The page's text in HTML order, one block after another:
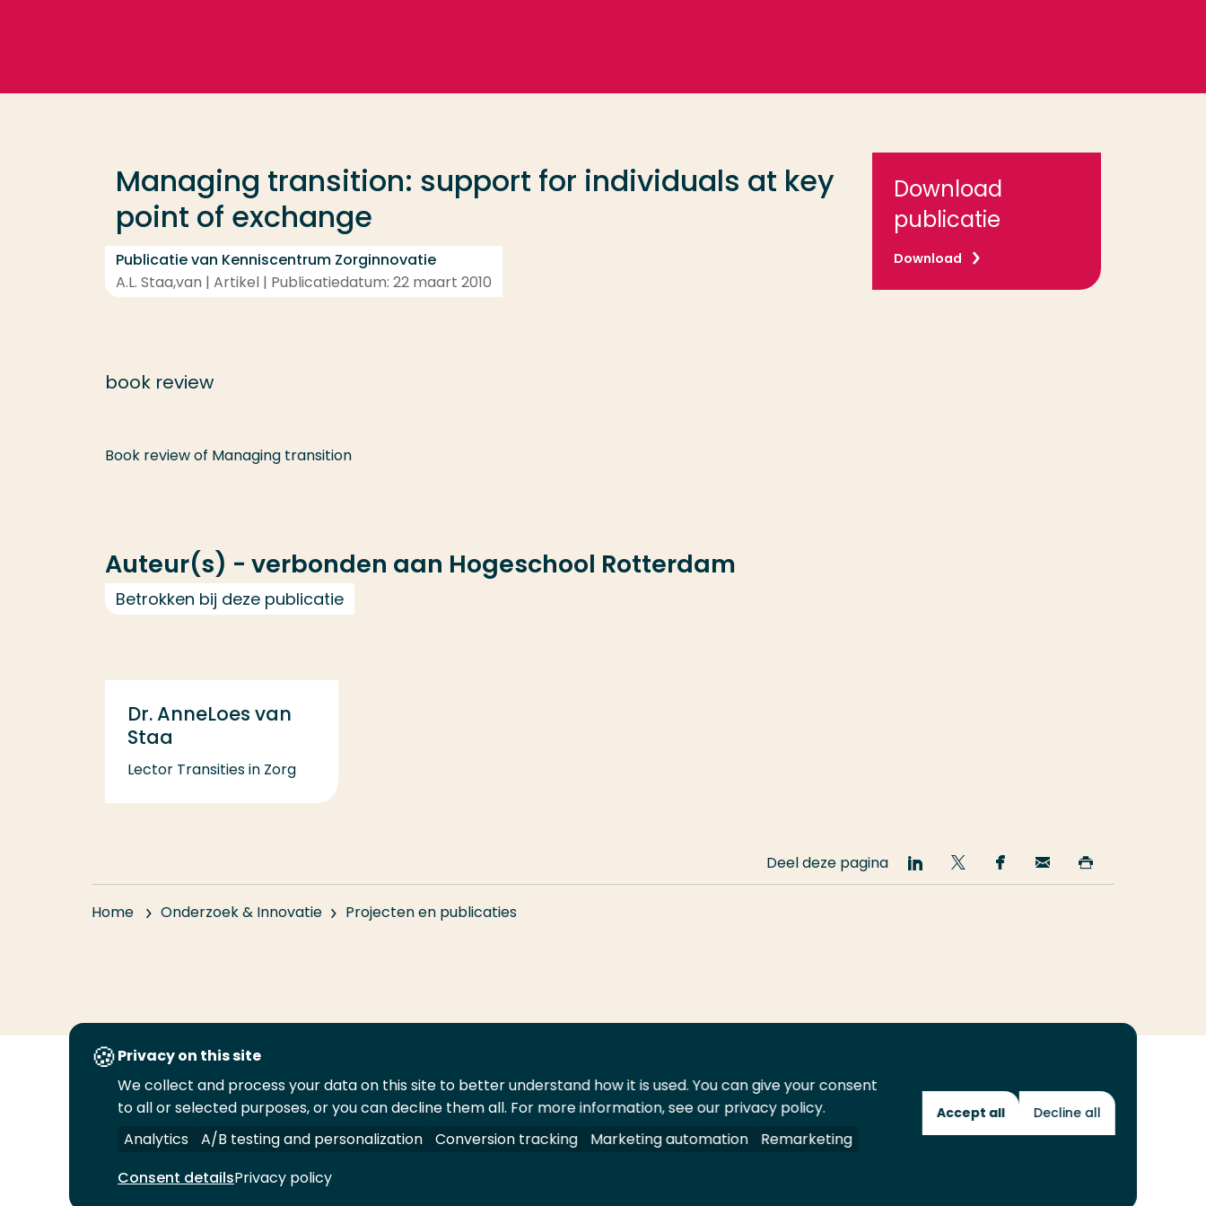
Managing transition: support for individuals at key
point of exchange
Publicatie van Kenniscentrum Zorginnovatie
A.L. Staa,van | Artikel | Publicatiedatum: 22 maart 2010
book review
Download
publicatie
Download
Book review of Managing transition
Auteur(s) - verbonden aan Hogeschool Rotterdam
Betrokken bij deze publicatie
Dr. AnneLoes van
Staa
Lector Transities in Zorg
Home Onderzoek & Innovatie Projecten en publicaties
Deel deze pagina
Deel
op
Deel
op
Deel
op
Email
deze deze
Volg
ons
op
Volg
ons
op
Volg
ons
op
Volg
ons
op
Juridisch Security A-Z Index Contact Leveranciers Toekomstmakers
© 2026 Hogeschool Rotterdam. Alle rechten voorbehouden.
Privacy on this site
We collect and process your data on this site to better understand how it is used. You can give your consent
to all or selected purposes, or you can decline them all. For more information, see our privacy policy.
Analytics
A/B testing and personalization Conversion tracking Marketing automation Remarketing
Accept all Decline all
Consent detailsPrivacy policy